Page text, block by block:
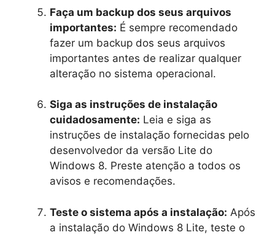
Faça um backup dos seus arquivos
importantes: É sempre recomendado
fazer um backup dos seus arquivos
importantes antes de realizar qualquer
alteração no sistema operacional.
Siga as instruções de instalação
cuidadosamente: Leia e siga as
instruções de instalação fornecidas pelo
desenvolvedor da versão Lite do
Windows 8. Preste atenção a todos os
avisos e recomendações.
Teste o sistema após a instalação: Após
a instalação do Windows 8 Lite, teste o